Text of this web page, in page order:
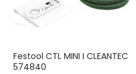
Festool CTL MINI I CLEANTEC
574840